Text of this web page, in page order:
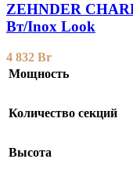
ZEHNDER
Вт/Inox Look
4 832 Br
Мощность
Количество секций
Высота